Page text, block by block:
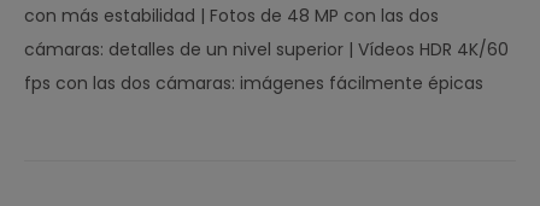
con más estabilidad | Fotos de 48 MP con las dos
cámaras: detalles de un nivel superior | Vídeos HDR 4K/60
fps con las dos cámaras: imágenes fácilmente épicas